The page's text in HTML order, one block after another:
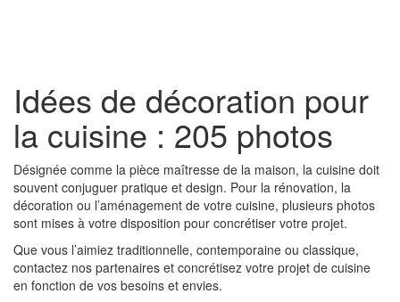
Idées de décoration pour
la cuisine : 205 photos
Désignée comme la pièce maîtresse de la maison, la cuisine doit
souvent conjuguer pratique et design. Pour la rénovation, la
décoration ou l’aménagement de votre cuisine, plusieurs photos
sont mises à votre disposition pour concrétiser votre projet.
Que vous l’aimiez traditionnelle, contemporaine ou classique,
contactez nos partenaires et concrétisez votre projet de cuisine
en fonction de vos besoins et envies.